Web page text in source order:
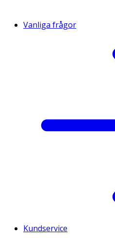
Vanliga frågor
Kundservice